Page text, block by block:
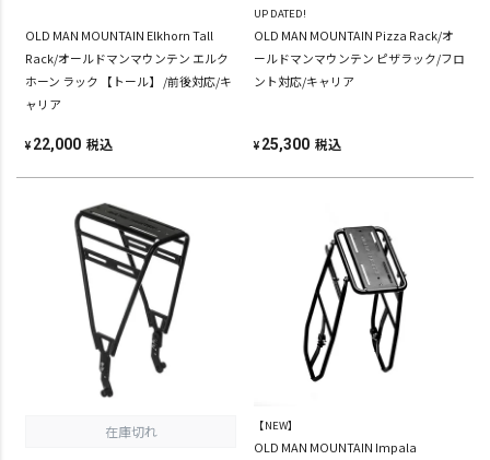
OLD MAN MOUNTAIN Elkhorn Tall
Rack/オールドマンマウンテン エルク
ホーン ラック 【トール】 /前後対応/キ
ャリア
¥ 22,000 税込
UP DATED!
OLD MAN MOUNTAIN Pizza Rack/オ
ールドマンマウンテン ピザラック/フロ
ント対応/キャリア
¥ 25,300 税込
在庫切れ 【NEW】
OLD MAN MOUNTAIN Impala